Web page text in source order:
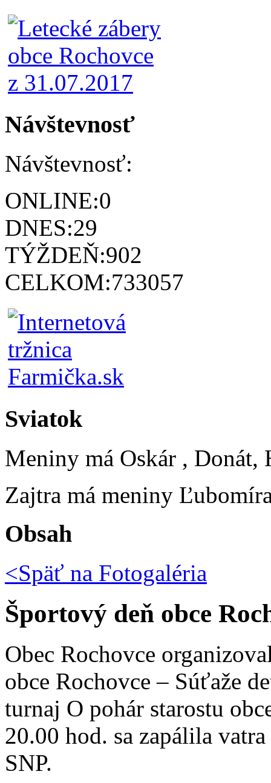
Návštevnosť
Návštevnosť:
ONLINE:0
DNES:29
TÝŽDEŇ:902
CELKOM:733057
Sviatok
Meniny má Oskár , Donát,
Zajtra má meniny
Obsah
<Späť na Fotogaléria
Športový deň obce
Obec Rochovce
obce Rochovce – Súťaže
turnaj O pohár starostu
20.00 hod. sa zapálila
SNP.